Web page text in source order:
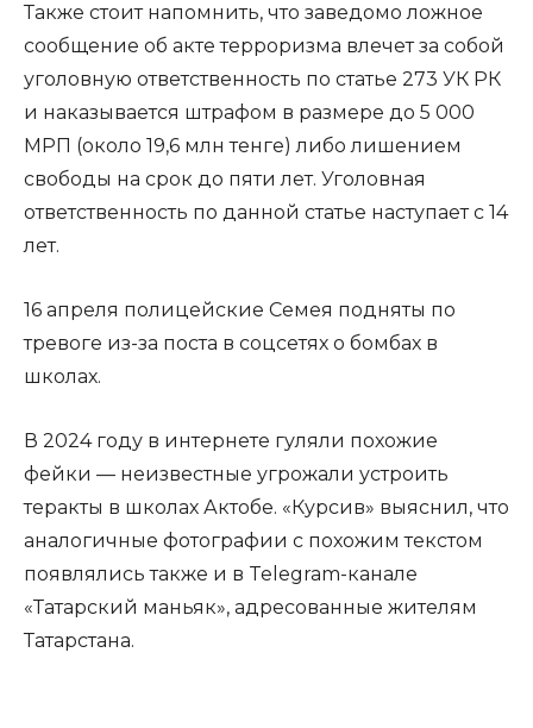
Также стоит напомнить, что заведомо ложное
сообщение об акте терроризма влечет за собой
уголовную ответственность по статье 273 УК РК
и наказывается штрафом в размере до 5 000
МРП (около 19,6 млн тенге) либо лишением
свободы на срок до пяти лет. Уголовная
ответственность по данной статье наступает с 14
лет.
16 апреля полицейские Семея подняты по
тревоге из-за поста в соцсетях о бомбах в
школах.
В 2024 году в интернете гуляли похожие
фейки — неизвестные угрожали устроить
теракты в школах Актобе. «Курсив» выяснил, что
аналогичные фотографии с похожим текстом
появлялись также и в Telegram-канале
«Татарский маньяк», адресованные жителям
Татарстана.